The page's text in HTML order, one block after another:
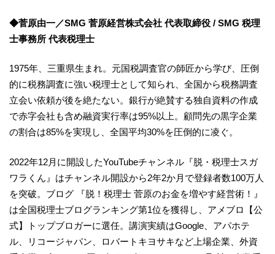
◆菅原由一／SMG 菅原経営株式会社 代表取締役 / SMG 税理
士事務所 代表税理士
1975年、三重県生まれ。元国税調査官の師匠から学び、圧倒
的に税務調査に強い税理士として知られ、全国から税務調査
立会い依頼が後を絶たない。銀行が絶賛する独自資料の作成
で赤字会社も含め融資実行率は95%以上。顧問先の黒字企業
の割合は85%を実現し、全国平均30%を圧倒的に凌ぐ。
2022年12月に開設したYouTubeチャンネル『脱・税理士スガ
ワラくん』はチャンネル開設から2年2か月で登録者数100万人
を突破。ブログ 『脱！税理士 菅原のお金を増やす経営術！』
は全国税理士ブログランキング第1位を獲得し、アメブロ【公
式】トップブロガーに選任。講演実績はGoogle、アパホテ
ル、リコージャパン、ロバートキヨサキなど上場企業、外資